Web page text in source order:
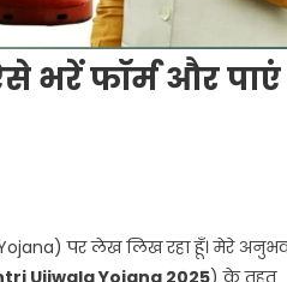
भरें फॉर्म और पाएं
पर लेख लिख रहा हूँ। मेरे